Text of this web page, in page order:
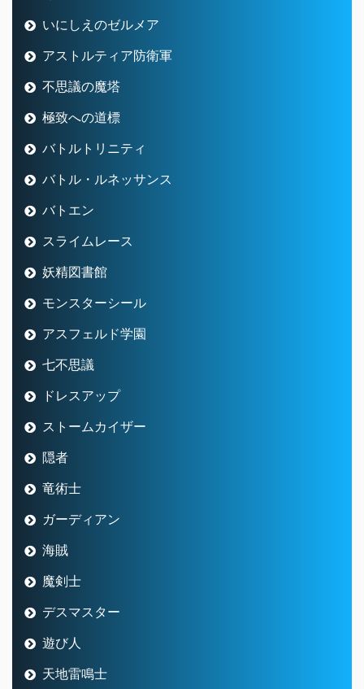
いにしえのゼルメア
アストルティア防衛軍
不思議の魔塔
極致への道標
バトルトリニティ
バトル・ルネッサンス
バトエン
スライムレース
妖精図書館
モンスターシール
アスフェルド学園
七不思議
ドレスアップ
ストームカイザー
隠者
竜術士
ガーディアン
海賊
魔剣士
デスマスター
遊び人
天地雷鳴士